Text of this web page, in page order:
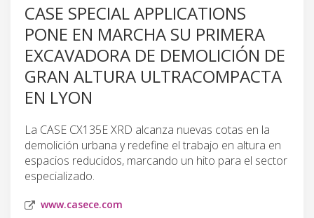
CASE SPECIAL APPLICATIONS
PONE EN MARCHA SU PRIMERA
EXCAVADORA DE DEMOLICIÓN DE
GRAN ALTURA ULTRACOMPACTA
EN LYON
La CASE CX135E XRD alcanza nuevas cotas en la
demolición urbana y redefine el trabajo en altura en
espacios reducidos, marcando un hito para el sector
especializado.
www.casece.com